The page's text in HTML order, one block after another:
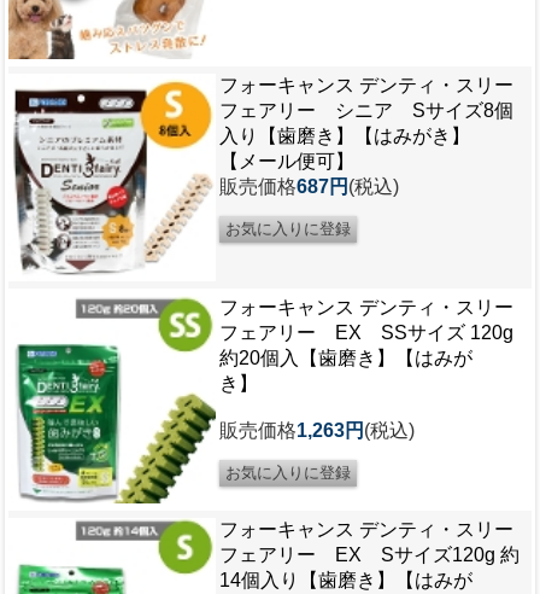
フォーキャンス デンティ・スリー
フェアリー シニア Sサイズ8個
入り【歯磨き】【はみがき】
【メール便可】
販売価格687円 (税込)
フォーキャンス デンティ・スリー
フェアリー EX SSサイズ 120g
約20個入【歯磨き】【はみが
き】
販売価格1,263円 (税込)
フォーキャンス デンティ・スリー
フェアリー EX Sサイズ120g 約
14個入り【歯磨き】【はみが